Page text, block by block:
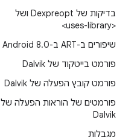
בדיקות של Dexpreopt ושל
<uses-library>
שיפורים ב-ART ב-Android 8
.0
פורמט בייטקוד של Dalvik
פורמט קובץ הפעלה של Dalvik
פורמטים של הוראות הפעלה של
Dalvik
מגבלות